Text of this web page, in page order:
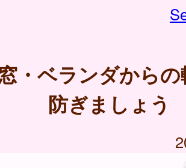
・ベランダから
防ぎましょう